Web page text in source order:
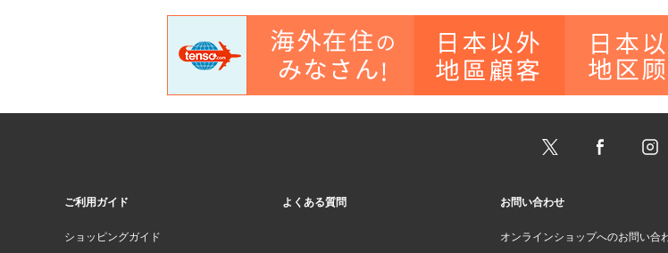
ご利用ガイド
ショッピングガイド
よくある質問 お問い合わせ
オンラインショップへのお問い合